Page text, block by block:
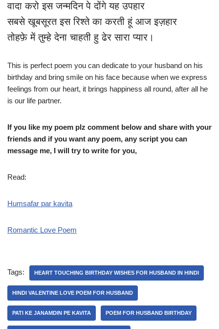
वादा करो इस जन्मदिन पे दोंगे यह उपहार
सबसे खूबसूरत इस रिश्ते का करती हूं आज इज़हार
तोहफ़े में तुम्हे देना चाहती हु ढेर सारा प्यार।
This is perfect poem you can dedicate to your husband on his
birthday and bring smile on his face because when we express
feelings from our heart, it brings happiness all round, after all he
is our life partner.
If you like my poem plz comment below and share with your
friends and if you want any poem, any script you can
message me, I will try to write for you,
Read:
Humsafar par kavita
Romantic Love Poem
Tags: HEART TOUCHING BIRTHDAY WISHES FOR HUSBAND IN HINDI
HINDI VALENTINE LOVE POEM FOR HUSBAND
PATI KE JANAMDIN PE KAVITA POEM FOR HUSBAND BIRTHDAY